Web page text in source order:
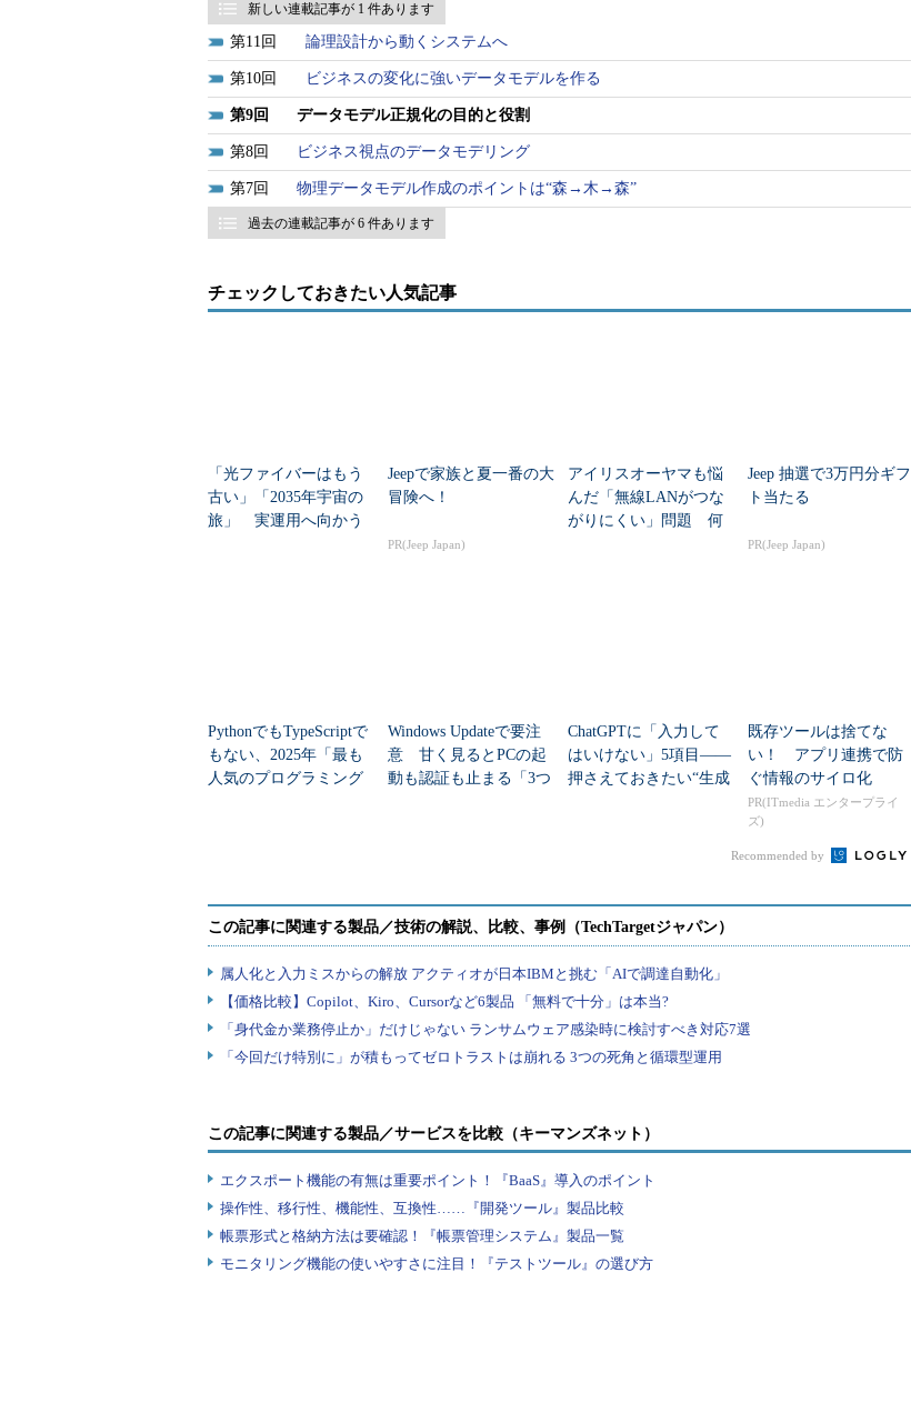
新しい連載記事が 1 件あります
11 論理設計から動くシステムへ
10 ビジネスの変化に強いデータモデルを作る
9 データモデル正規化の目的と役割
8 ビジネス視点のデータモデリング
7 物理データモデル作成のポイントは“森→木→森”
過去の連載記事が 6 件あります
チェックしておきたい人気記事
「光ファイバーはもう
古い」「2035年宇宙の
旅」 実運用へ向かう
Jeepで家族と夏一番の大
冒険へ！
PR(Jeep Japan)
アイリスオーヤマも悩
んだ「無線LANがつな
がりにくい」問題 何
Jeep 抽選で3万円分ギフ
ト当たる
PR(Jeep Japan)
PythonでもTypeScriptで
もない、2025年「最も
人気のプログラミング
Windows Updateで要注
意 甘く見るとPCの起
動も認証も止まる「3つ
ChatGPTに「入力して
はいけない」5項目――
押さえておきたい“生成
既存ツールは捨てな
い！ アプリ連携で防
ぐ情報のサイロ化
PR(ITmedia エンタープライ
ズ)
Recommended by
この記事に関連する製品／サービスを比較（キーマンズネット）
エクスポート機能の有無は重要ポイント！『BaaS』導入のポイント
操作性、移行性、機能性、互換性……『開発ツール』製品比較
帳票形式と格納方法は要確認！『帳票管理システム』製品一覧
モニタリング機能の使いやすさに注目！『テストツール』の選び方